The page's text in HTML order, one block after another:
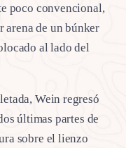
poco convencional,
arena de un búnker
al lado del
Wein regresó
últimas partes de
sobre el lienzo